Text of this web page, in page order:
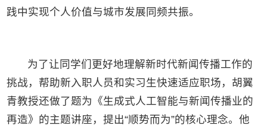
践中实现个人价值与城市发展同频共振。
为了让同学们更好地理解新时代新闻传播工作的
挑战，帮助新入职人员和实习生快速适应职场，胡翼
青教授还做了题为《生成式人工智能与新闻传播业的
再造》的主题讲座，提出“顺势而为”的核心理念。他